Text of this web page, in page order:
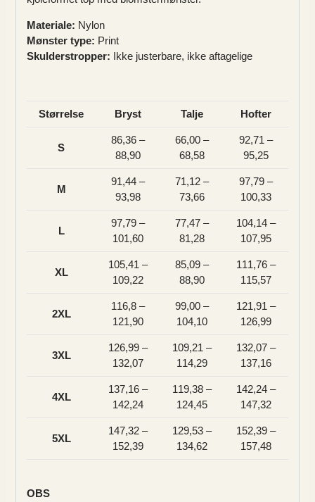
Materiale: Nylon
Mønster type: Print
Skulderstropper: Ikke justerbare, ikke aftagelige
Størrelse Bryst Talje Hofter
S
86,36 –
88,90
66,00 –
68,58
92,71 –
95,25
M
91,44 –
93,98
71,12 –
73,66
97,79 –
100,33
L
97,79 –
101,60
77,47 –
81,28
104,14 –
107,95
XL
105,41 –
109,22
85,09 –
88,90
111,76 –
115,57
2XL
116,8 –
121,90
99,00 –
104,10
121,91 –
126,99
3XL
126,99 –
132,07
109,21 –
114,29
132,07 –
137,16
4XL
137,16 –
142,24
119,38 –
124,45
142,24 –
147,32
5XL
147,32 –
152,39
129,53 –
134,62
152,39 –
157,48
OBS